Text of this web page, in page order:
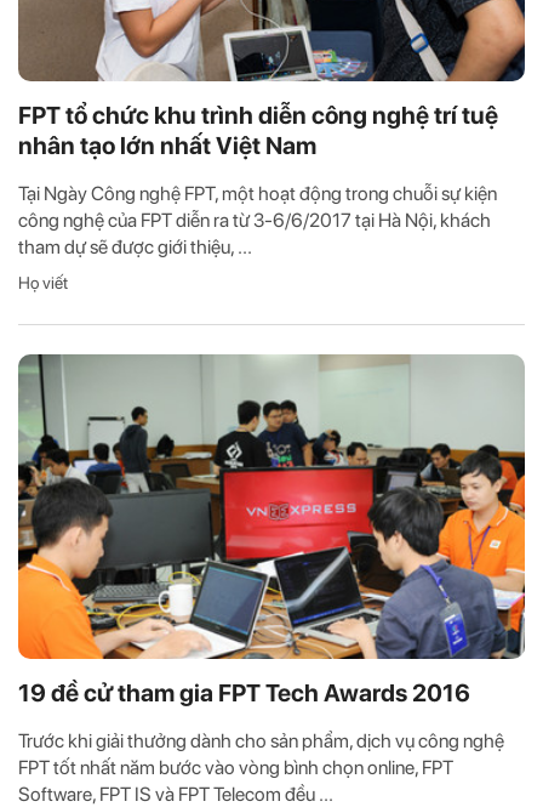
FPT tổ chức khu trình diễn công nghệ trí tuệ
nhân tạo lớn nhất Việt Nam
Tại Ngày Công nghệ FPT, một hoạt động trong chuỗi sự kiện
công nghệ của FPT diễn ra từ 3-6/6/2017 tại Hà Nội, khách
tham dự sẽ được giới thiệu, ...
Họ viết
19 đề cử tham gia FPT Tech Awards 2016
Trước khi giải thưởng dành cho sản phẩm, dịch vụ công nghệ
FPT tốt nhất năm bước vào vòng bình chọn online, FPT
Software, FPT IS và FPT Telecom đều ...